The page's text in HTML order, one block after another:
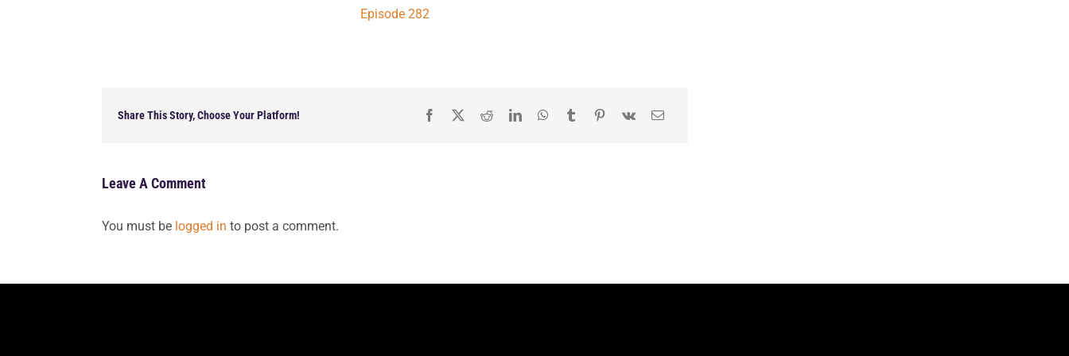
Episode 282
Share This Story, Choose Your Platform!
Leave A Comment
You must be logged in to post a comment.